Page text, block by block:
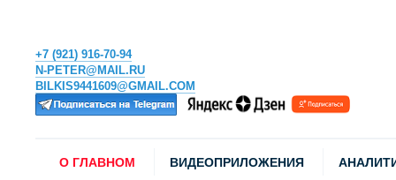
+7 (921) 916-70-94
N-PETER@MAIL.RU
BILKIS9441609@GMAIL.COM
О ГЛАВНОМ ВИДЕОПРИЛОЖЕНИЯ